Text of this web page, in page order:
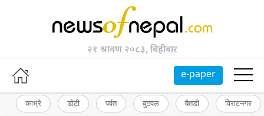
२१ श्रावण २०८३, बिहीबार
e-paper
काभ्रे डोटी पर्वत बुटवल बैतडी विराटनगर